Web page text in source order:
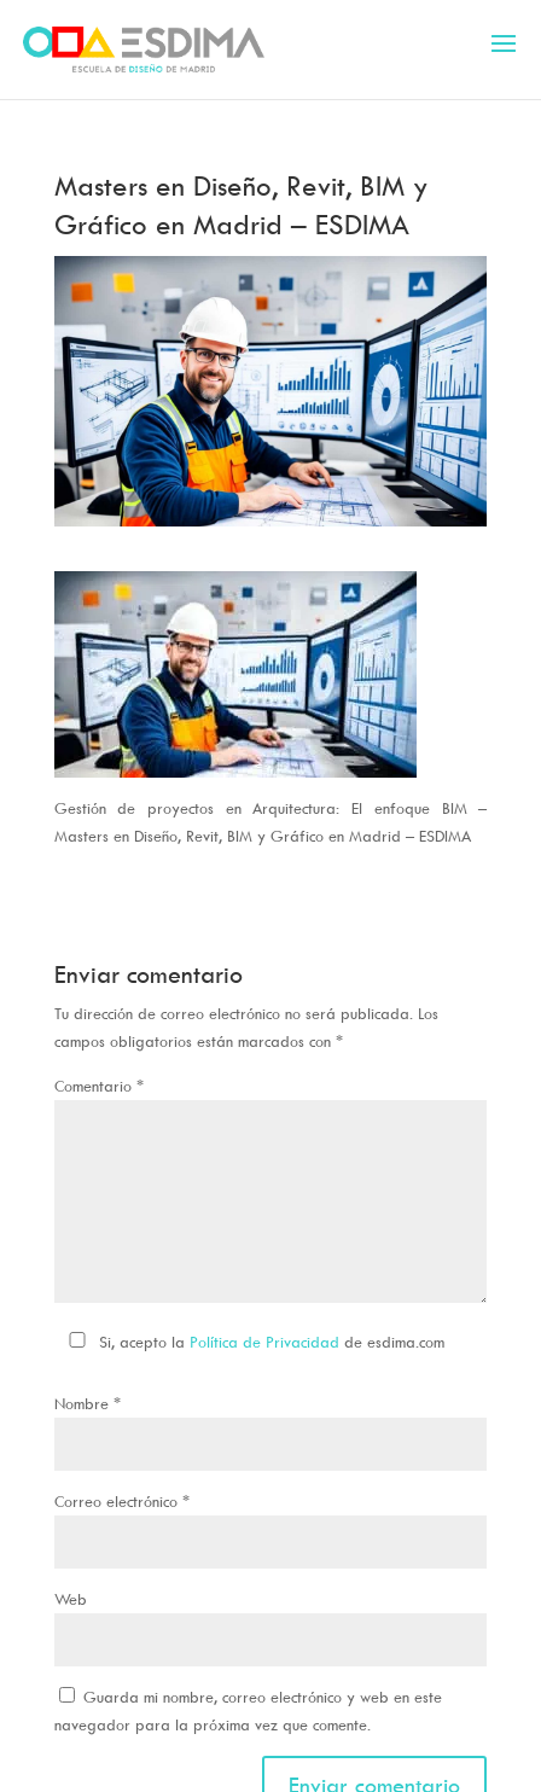
Masters en Diseño, Revit, BIM y
Gráfico en Madrid – ESDIMA
Gestión de proyectos en Arquitectura: El enfoque BIM –
Masters en Diseño, Revit, BIM y Gráfico en Madrid – ESDIMA
Enviar comentario
Tu dirección de correo electrónico no será publicada. Los
campos obligatorios están marcados con *
Comentario *
Si, acepto la Política de Privacidad de esdima.com
Nombre *
Correo electrónico *
Web
Guarda mi nombre, correo electrónico y web en este
navegador para la próxima vez que comente.